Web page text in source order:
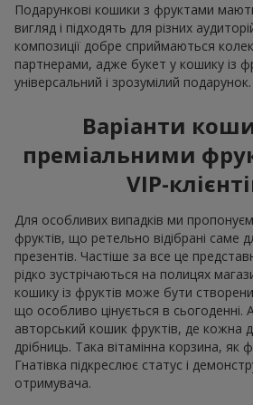
Подарункові кошики з фруктами
вигляд і підходять для різних
композиції добре сприймаються
партнерами, адже букет у кошику із
універсальний і зрозумілий подарунок.
Варіанти
преміальними
VIP-
Для особливих випадків ми
фруктів, що ретельно відібрані саме
презентів. Частіше за все це
рідко зустрічаються на полицях
кошику із фруктів може бути
що особливо цінується в
авторський кошик фруктів, де кожна
дрібниць. Така вітамінна корзина, як
Гнатівка підкреслює статус і
отримувача.